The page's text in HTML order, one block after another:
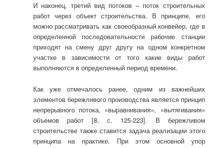
И наконец, третий вид потоков – поток строительных
работ через объект строительства. В принципе, его
можно рассматривать как своеобразный конвейер, где в
определенной последовательности рабочие станции
приходят на смену друг другу на одном конкретном
участке в зависимости от того какие виды работ
выполняются в определенный период времени.
Как уже отмечалось ранее, одним из важнейших
элементов бережливого производства является принцип
непрерывного потока, «выравнивания», «вытягивания»
объемов работ [8, с. 125-223]. В бережливом
строительстве также ставится задача реализации этого
принципа на практике. При этом основной упор